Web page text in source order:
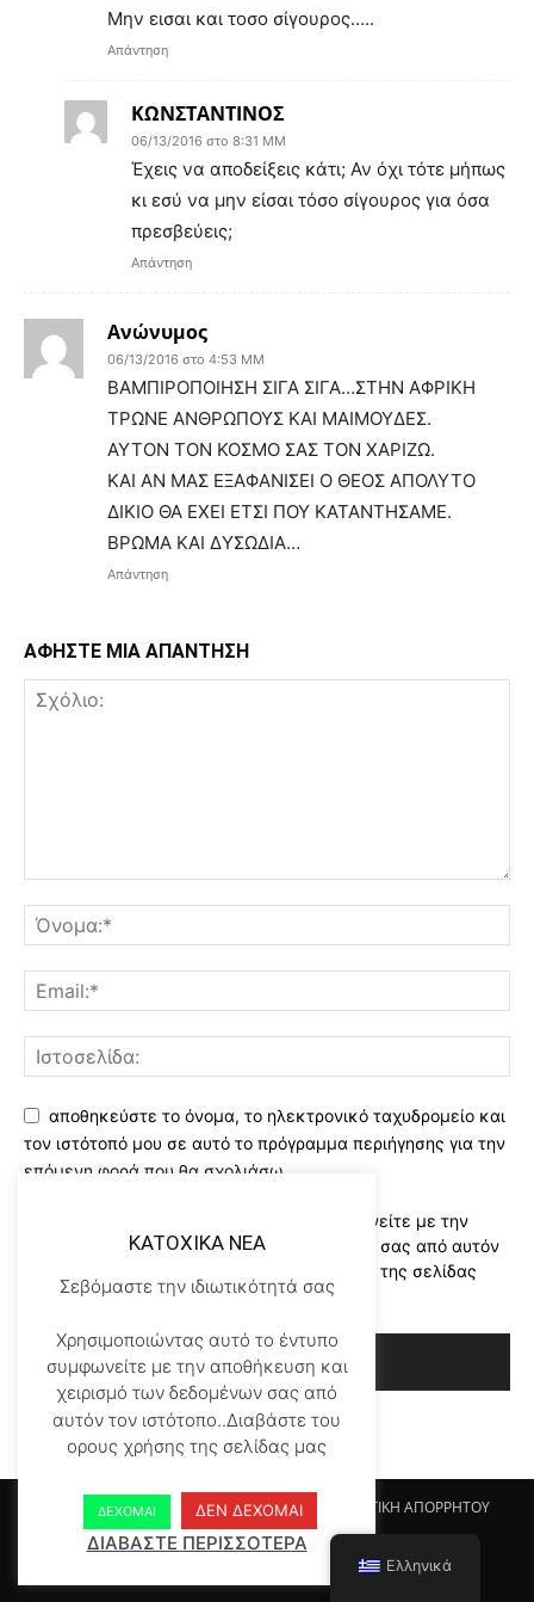
Μην εισαι και τοσο σίγουρος…..
Απάντηση
ΚΩΝΣΤΑΝΤΙΝΟΣ
06/13/2016 στο 8:31 ΜΜ
Έχεις να αποδείξεις κάτι; Αν όχι τότε μήπως
κι εσύ να μην είσαι τόσο σίγουρος για όσα
πρεσβεύεις;
Απάντηση
Ανώνυμος
06/13/2016 στο 4:53 ΜΜ
ΒΑΜΠΙΡΟΠΟΙΗΣΗ ΣΙΓΑ ΣΙΓΑ…ΣΤΗΝ ΑΦΡΙΚΗ
ΤΡΩΝΕ ΑΝΘΡΩΠΟΥΣ ΚΑΙ ΜΑΙΜΟΥΔΕΣ.
ΑΥΤΟΝ ΤΟΝ ΚΟΣΜΟ ΣΑΣ ΤΟΝ ΧΑΡΙΖΩ.
ΚΑΙ ΑΝ ΜΑΣ ΕΞΑΦΑΝΙΣΕΙ Ο ΘΕΟΣ ΑΠΟΛΥΤΟ
ΔΙΚΙΟ ΘΑ ΕΧΕΙ ΕΤΣΙ ΠΟΥ ΚΑΤΑΝΤΗΣΑΜΕ.
ΒΡΩΜΑ ΚΑΙ ΔΥΣΩΔΙΑ…
Απάντηση
ΑΦΗΣΤΕ ΜΙΑ ΑΠΑΝΤΗΣΗ
αποθηκεύστε το όνομα, το ηλεκτρονικό ταχυδρομείο και
τον ιστότοπό μου σε αυτό το πρόγραμμα περιήγησης για την
επόμενη φορά που θα σχολιάσω.
Χρησιμοποιώντας αυτό το έντυπο συμφωνείτε με την
αποθήκευση και χειρισμό των δεδομένων σας από αυτόν
τον ιστότοπο..Διαβάστε του ορους χρήσης της σελίδας
μας*
Αρχικη KATOHIKA NEA Login Register
ΠΟΛΙΤΙΚΗ ΑΠΟΡΡΗΤΟΥ
ΟΡΟΙ ΧΡΗΣΗΣ
ΕΠΙΚΟΙΝΩΝΙΑ
© Newspaper WordPress Theme by TagDiv
KATOXIKA NEA
Σεβόμαστε την ιδιωτικότητά σας
Χρησιμοποιώντας αυτό το έντυπο
συμφωνείτε με την αποθήκευση και
χειρισμό των δεδομένων σας από
αυτόν τον ιστότοπο..Διαβάστε του
ορους χρήσης της σελίδας μας
ΔΕΧΟΜΑΙ ΔΕΝ ΔΕΧΟΜΑΙ
ΔΙΑΒΑΣΤΕ ΠΕΡΙΣΣΟΤΕΡΑ
Ελληνικά